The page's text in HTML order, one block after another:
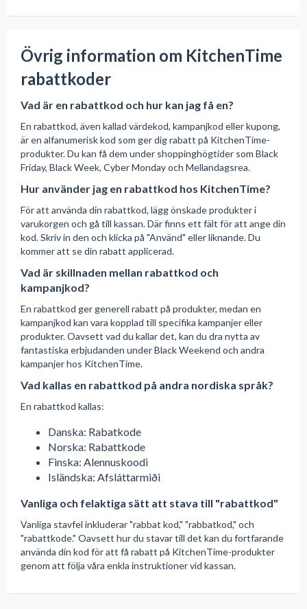
Övrig information om KitchenTime
rabattkoder
Vad är en rabattkod och hur kan jag få en?
En rabattkod, även kallad värdekod, kampanjkod eller kupong,
är en alfanumerisk kod som ger dig rabatt på KitchenTime-
produkter. Du kan få dem under shoppinghögtider som Black
Friday, Black Week, Cyber Monday och Mellandagsrea.
Hur använder jag en rabattkod hos KitchenTime?
För att använda din rabattkod, lägg önskade produkter i
varukorgen och gå till kassan. Där finns ett fält för att ange din
kod. Skriv in den och klicka på "Använd" eller liknande. Du
kommer att se din rabatt applicerad.
Vad är skillnaden mellan rabattkod och
kampanjkod?
En rabattkod ger generell rabatt på produkter, medan en
kampanjkod kan vara kopplad till specifika kampanjer eller
produkter. Oavsett vad du kallar det, kan du dra nytta av
fantastiska erbjudanden under Black Weekend och andra
kampanjer hos KitchenTime.
Vad kallas en rabattkod på andra nordiska språk?
En rabattkod kallas:
Danska: Rabatkode
Norska: Rabattkode
Finska: Alennuskoodi
Isländska: Afsláttarmiði
Vanliga och felaktiga sätt att stava till "rabattkod"
Vanliga stavfel inkluderar "rabbat kod," "rabbatkod," och
"rabattkode." Oavsett hur du stavar till det kan du fortfarande
använda din kod för att få rabatt på KitchenTime-produkter
genom att följa våra enkla instruktioner vid kassan.